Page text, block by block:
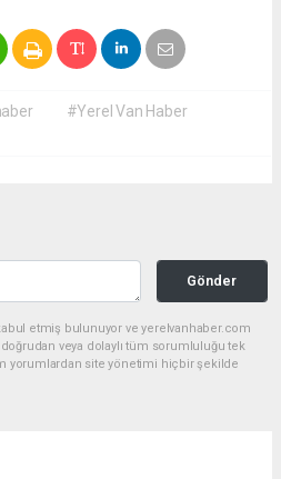
#Yerel Van Haber
Gönder
etmiş bulunuyor ve yerelvanhaber.com
veya dolaylı tüm sorumluluğu tek
yorumlardan site yönetimi hiçbir şekilde